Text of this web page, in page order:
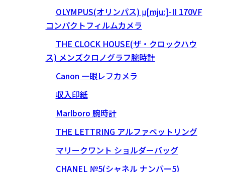
OLYMPUS(オリンパス) μ[mju:]-II 170VF
コンパクトフィルムカメラ
THE CLOCK HOUSE(ザ・クロックハウ
ス) メンズクロノグラフ腕時計
Canon 一眼レフカメラ
収入印紙
Marlboro 腕時計
THE LETTRING アルファベットリング
マリークワント ショルダーバッグ
CHANEL №5(シャネル ナンバー5)